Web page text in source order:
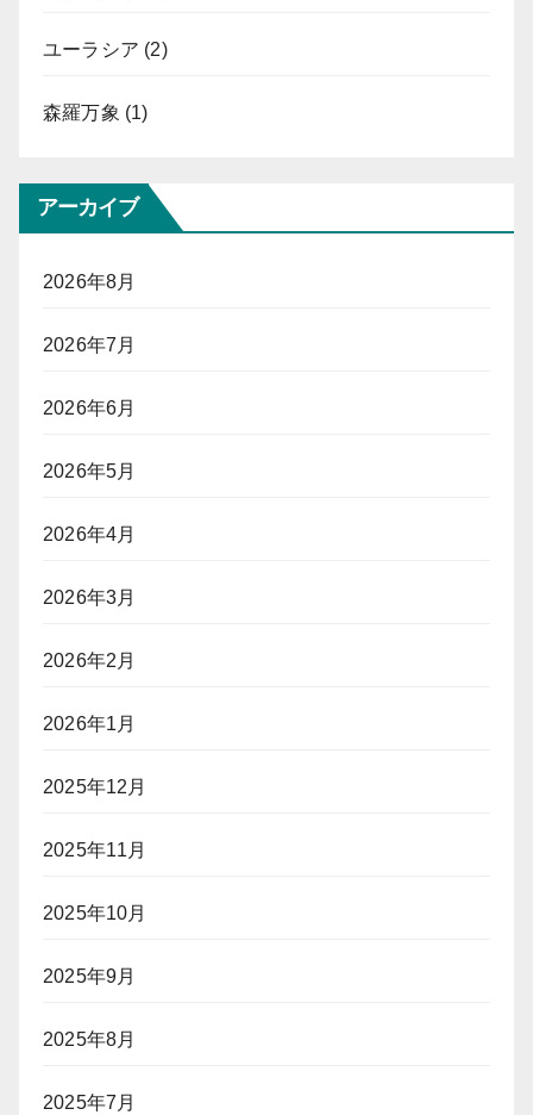
ユーラシア (2)
森羅万象 (1)
アーカイブ
2026年8月
2026年7月
2026年6月
2026年5月
2026年4月
2026年3月
2026年2月
2026年1月
2025年12月
2025年11月
2025年10月
2025年9月
2025年8月
2025年7月